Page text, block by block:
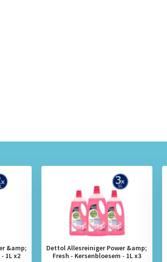
&amp;
1L x2
Dettol Allesreiniger Power &amp;
Fresh - Kersenbloesem - 1L x3